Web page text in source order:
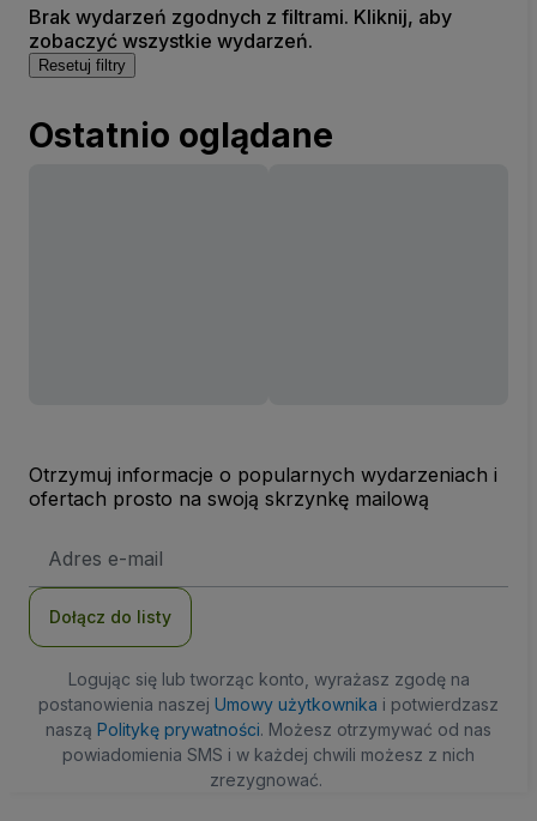
Brak wydarzeń zgodnych z filtrami. Kliknij, aby
zobaczyć wszystkie wydarzeń.
Resetuj filtry
Ostatnio oglądane
Otrzymuj informacje o popularnych wydarzeniach i
ofertach prosto na swoją skrzynkę mailową
e-
Dołącz do listy
Logując się lub tworząc konto, wyrażasz zgodę na
postanowienia naszej Umowy użytkownika i potwierdzasz
naszą Politykę prywatności. Możesz otrzymywać od nas
powiadomienia SMS i w każdej chwili możesz z nich
zrezygnować.